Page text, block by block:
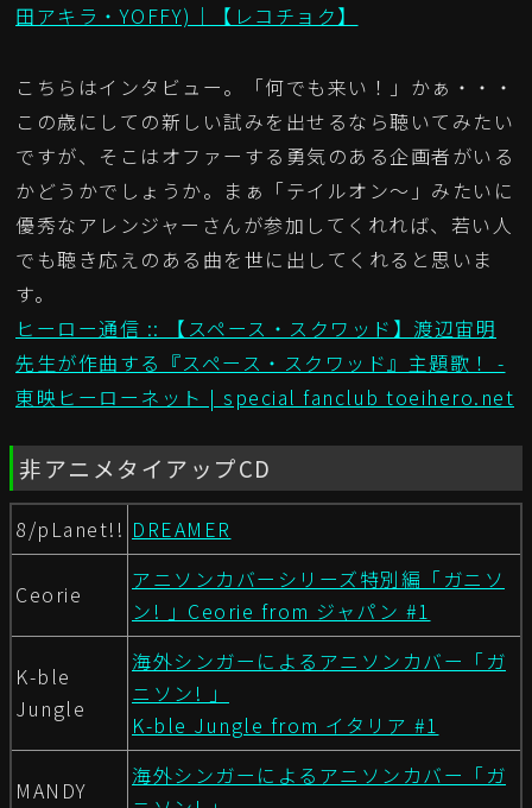
田アキラ・YOFFY)｜【レコチョク】
こちらはインタビュー。「何でも来い！」かぁ・・・
この歳にしての新しい試みを出せるなら聴いてみたい
ですが、そこはオファーする勇気のある企画者がいる
かどうかでしょうか。まぁ「テイルオン～」みたいに
優秀なアレンジャーさんが参加してくれれば、若い人
でも聴き応えのある曲を世に出してくれると思いま
す。
ヒーロー通信 :: 【スペース・スクワッド】渡辺宙明
先生が作曲する『スペース・スクワッド』主題歌！ -
東映ヒーローネット | special fanclub toeihero.net
非アニメタイアップCD
8/pLanet!! DREAMER
Ceorie
アニソンカバーシリーズ特別編「ガニソ
ン! 」Ceorie from ジャパン #1
K-ble
Jungle
海外シンガーによるアニソンカバー「ガ
ニソン! 」
K-ble Jungle from イタリア #1
MANDY
海外シンガーによるアニソンカバー「ガ